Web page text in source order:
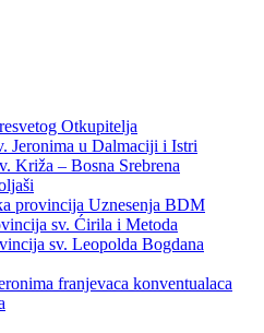
Otkupitelja
Jeronima u Dalmaciji i Istri
Križa – Bosna Srebrena
provincija Uznesenja BDM
sv. Ćirila i Metoda
sv. Leopolda Bogdana
franjevaca konventualaca